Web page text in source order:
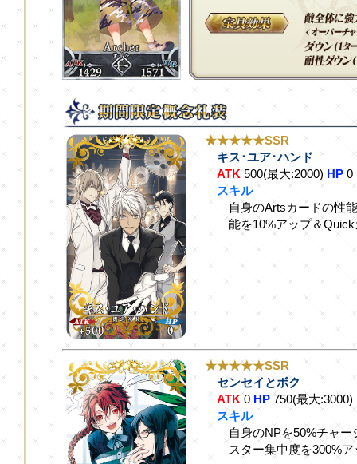
★★★★★SSR
キス･ユア･ハンド
ATK500(最大:2000) HP 0
スキル
自身のArtsカードの性
能を10%アップ＆
★★★★★SSR
センセイとボク
ATK0 HP 750(最大:3000)
スキル
自身のNPを50%チャ
スター集中度を300%